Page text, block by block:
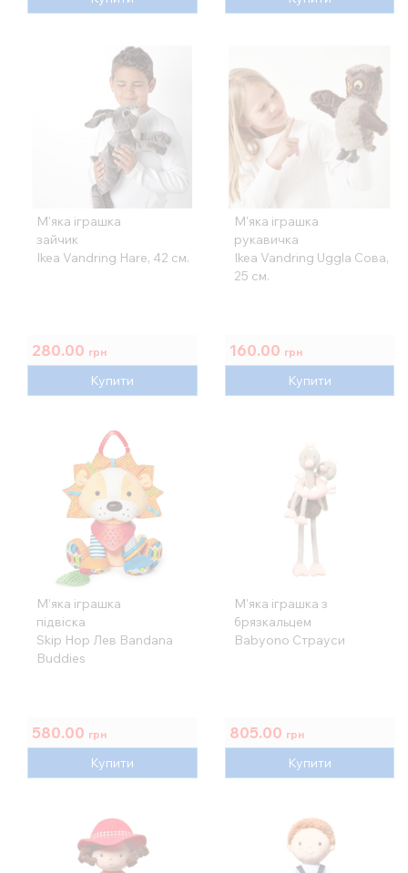
М'яка іграшка
зайчик
Ikea Vandring Hare, 42 см.
280.00 грн
Купити
М'яка іграшка
рукавичка
Ikea Vandring Uggla Сова,
25 см.
160.00 грн
Купити
М’яка іграшка
підвіска
Skip Hop Лев Bandana
Buddies
580.00 грн
Купити
М'яка іграшка з
брязкальцем
Babyono Страуси
805.00 грн
Купити